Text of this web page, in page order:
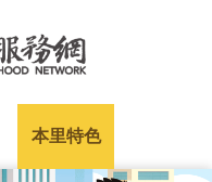
本里特色